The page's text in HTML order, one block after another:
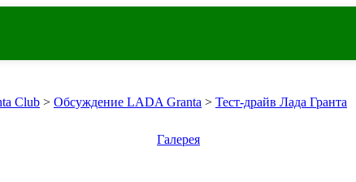
Club > Обсуждение LADA Granta > Тест-драйв Лада Гранта
Галерея